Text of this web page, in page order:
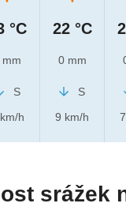
°C
mm
S
h
22 °C
0 mm
S
9 km/h
srážek